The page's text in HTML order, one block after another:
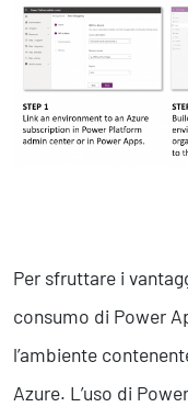
Per sfruttare i
consumo di Power
l’ambiente
Azure. L’uso di